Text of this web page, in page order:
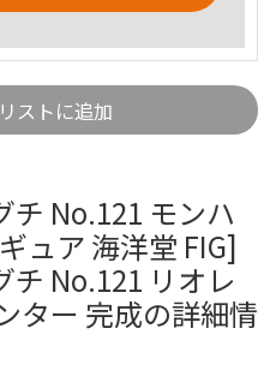
ストに追加
チ No.121 モンハ
ュア 海洋堂 FIG]
チ No.121 リオレ
ター 完成の詳細情